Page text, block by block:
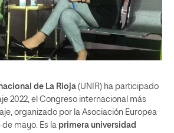
de La Rioja (UNIR) ha participado
2022, el Congreso internacional más
organizado por la Asociación Europea
mayo. Es la primera universidad